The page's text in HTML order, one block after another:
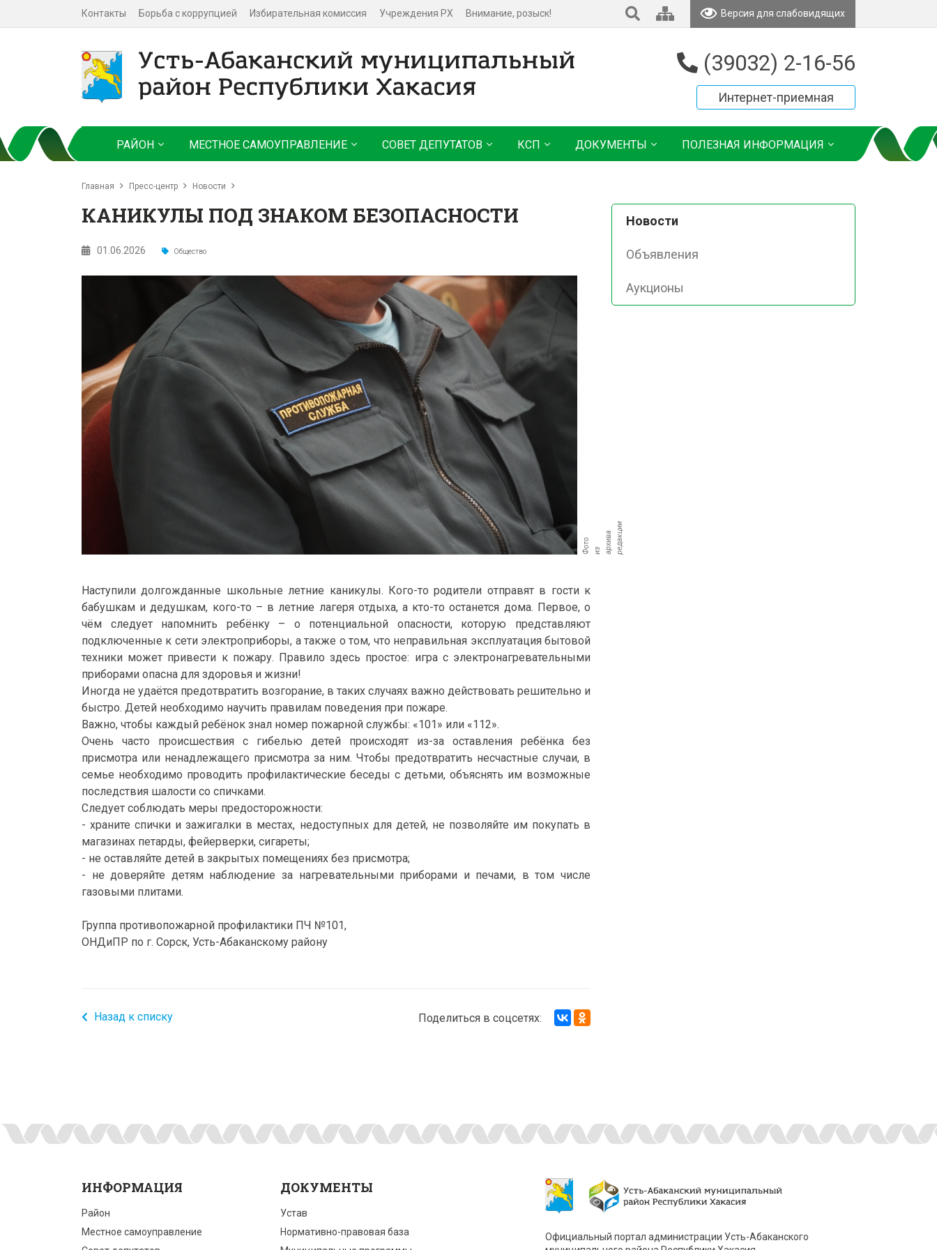
Контакты Борьба с коррупцией Избирательная комиссия Учреждения РХ Внимание, розыск! Версия для слабовидящих
(39032) 2-16-56
Интернет-приемная
РАЙОН МЕСТНОЕ САМОУПРАВЛЕНИЕ СОВЕТ ДЕПУТАТОВ КСП ДОКУМЕНТЫ ПОЛЕЗНАЯ ИНФОРМАЦИЯ
Главная Пресс-центр Новости
КАНИКУЛЫ ПОД ЗНАКОМ БЕЗОПАСНОСТИ
01.06.2026 Общество
Ф
о
т
о
и з
а р
х
и
в а
р е
д
а
к ц
и и
Наступили долгожданные школьные летние каникулы. Кого-то родители отправят в гости к
бабушкам и дедушкам, кого-то – в летние лагеря отдыха, а кто-то останется дома. Первое, о
чём следует напомнить ребёнку – о потенциальной опасности, которую представляют
подключенные к сети электроприборы, а также о том, что неправильная эксплуатация бытовой
техники может привести к пожару. Правило здесь простое: игра с электронагревательными
приборами опасна для здоровья и жизни!
Иногда не удаётся предотвратить возгорание, в таких случаях важно действовать решительно и
быстро. Детей необходимо научить правилам поведения при пожаре.
Важно, чтобы каждый ребёнок знал номер пожарной службы: «101» или «112».
Очень часто происшествия с гибелью детей происходят из-за оставления ребёнка без
присмотра или ненадлежащего присмотра за ним. Чтобы предотвратить несчастные случаи, в
семье необходимо проводить профилактические беседы с детьми, объяснять им возможные
последствия шалости со спичками.
Следует соблюдать меры предосторожности:
- храните спички и зажигалки в местах, недоступных для детей, не позволяйте им покупать в
магазинах петарды, фейерверки, сигареты;
- не оставляйте детей в закрытых помещениях без присмотра;
- не доверяйте детям наблюдение за нагревательными приборами и печами, в том числе
газовыми плитами.
Группа противопожарной профилактики ПЧ №101,
ОНДиПР по г. Сорск, Усть-Абаканскому району
Назад к списку Поделиться в соцсетях:
Новости
Объявления
Аукционы
ИНФОРМАЦИЯ
Район
Местное самоуправление
ДОКУМЕНТЫ
Устав
Нормативно-правовая база
Официальный портал администрации Усть-Абаканского